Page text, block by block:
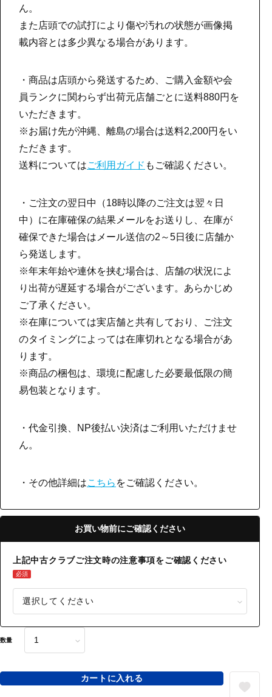
ん。
また店頭での試打により傷や汚れの状態が画像掲
載内容とは多少異なる場合があります。
・商品は店頭から発送するため、ご購入金額や会
員ランクに関わらず出荷元店舗ごとに送料880円を
いただきます。
※お届け先が沖縄、離島の場合は送料2,200円をい
ただきます。
送料についてはご利用ガイド もご確認ください。
・ご注文の翌日中（18時以降のご注文は翌々日
中）に在庫確保の結果メールをお送りし、在庫が
確保できた場合はメール送信の2～5日後に店舗か
ら発送します。
※年末年始や連休を挟む場合は、店舗の状況によ
り出荷が遅延する場合がございます。あらかじめ
ご了承ください。
※在庫については実店舗と共有しており、ご注文
のタイミングによっては在庫切れとなる場合があ
ります。
※商品の梱包は、環境に配慮した必要最低限の簡
易包装となります。
・代金引換、NP後払い決済はご利用いただけませ
ん。
・その他詳細はこちら をご確認ください。
お買い物前にご確認ください
上記中古クラブご注文時の注意事項をご確認ください
必須
数量
カートに入れる